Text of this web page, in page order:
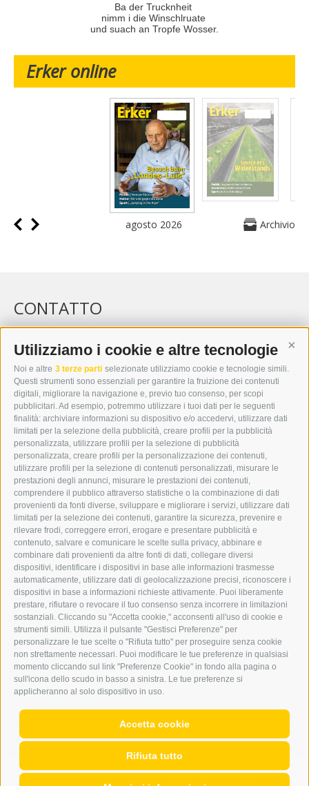
Utilizziamo i cookie e altre tecnologie
Noi e altre 3 terze parti selezionate utilizziamo cookie e tecnologie simili.
Questi strumenti sono essenziali per garantire la fruizione dei contenuti
digitali, migliorare la navigazione e, previo tuo consenso, per scopi
pubblicitari. Ad esempio, potremmo utilizzare i tuoi dati per le seguenti
finalità: archiviare informazioni su dispositivo e/o accedervi, utilizzare dati
limitati per la selezione della pubblicità, creare profili per la pubblicità
personalizzata, utilizzare profili per la selezione di pubblicità
personalizzata, creare profili per la personalizzazione dei contenuti,
utilizzare profili per la selezione di contenuti personalizzati, misurare le
prestazioni degli annunci, misurare le prestazioni dei contenuti,
comprendere il pubblico attraverso statistiche o la combinazione di dati
provenienti da fonti diverse, sviluppare e migliorare i servizi, utilizzare dati
limitati per la selezione dei contenuti, garantire la sicurezza, prevenire e
rilevare frodi, correggere errori, erogare e presentare pubblicità e
contenuto, salvare e comunicare le scelte sulla privacy, abbinare e
combinare dati provenienti da altre fonti di dati, collegare diversi
dispositivi, identificare i dispositivi in base alle informazioni trasmesse
automaticamente, utilizzare dati di geolocalizzazione precisi, riconoscere i
dispositivi in base a informazioni richieste attivamente. Puoi liberamente
prestare, rifiutare o revocare il tuo consenso senza incorrere in limitazioni
sostanziali. Cliccando su "Accetta cookie," acconsenti all'uso di cookie e
strumenti simili. Utilizza il pulsante "Gestisci Preferenze" per
personalizzare le tue scelte o "Rifiuta tutto" per proseguire senza cookie
non strettamente necessari. Puoi modificare le tue preferenze in qualsiasi
momento cliccando sul link "Preferenze Cookie" in fondo alla pagina o
sull'icona dello scudo in basso a sinistra. Le tue preferenze si
applicheranno al solo dispositivo in uso.
Accetta cookie
Rifiuta tutto
Ba der Trucknheit
nimm i die Winschlruate
und suach an Tropfe Wosser.
Erker online
agosto 2026 Archivio
CONTATTO
WIPP-MEDIA GMBH
DER ERKER
I-39049 VIPITENO
TEL.: +39 0472 766876
GRAFIK@DERERKER.IT
INFO@DERERKER.IT
BARBARA.FONTANA@DERERKER.IT
ERKER
PUBBLICITÀ NELL’ERKER
PUBBLICITÀ ONLINE
ADDEBITO DIRETTO SEPA
REGOLAMENTO COMMENTI
ONLINE VOTING
SERVICE
EVENTI
ANNUNCI
LINK UTILI
METEO
WEBCAM
VIDEO
NECROLOGI
|